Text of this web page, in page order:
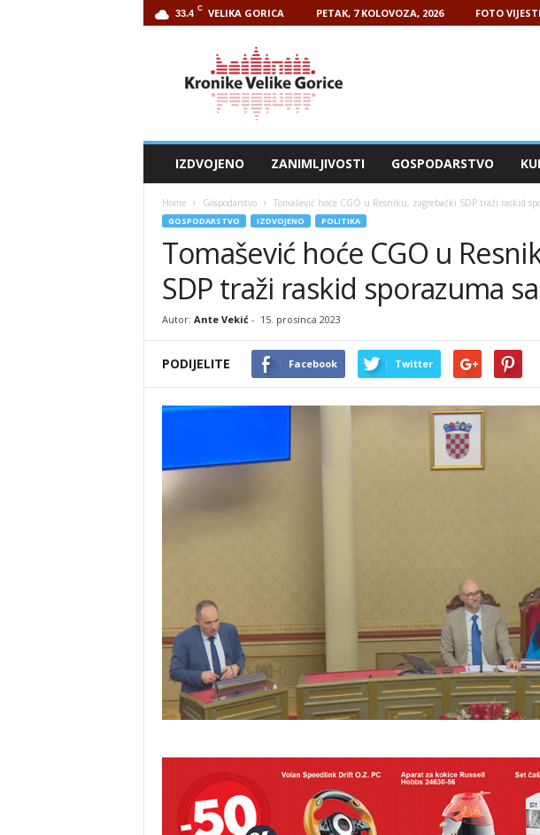
33.4 C VELIKA GORICA PETAK, 7 KOLOVOZA, 2026 FOTO VIJESTI
IZDVOJENO ZANIMLJIVOSTI GOSPODARSTVO
Home Gospodarstvo Tomašević hoće CGO u Resniku, zagrebački SDP traži raskid
GOSPODARSTVO IZDVOJENO POLITIKA
Tomašević hoće CGO u
SDP traži raskid sporazuma
Autor: Ante Vekić- 15. prosinca 2023
PODIJELITE Facebook Twitter